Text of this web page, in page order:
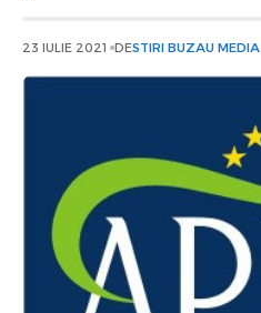
23 IULIE 2021 DESTIRI BUZAU MEDIA